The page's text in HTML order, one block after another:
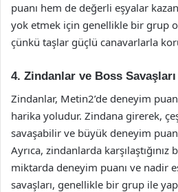
puanı hem de değerli eşyalar
yok etmek için genellikle bir grup
çünkü taşlar güçlü canavarlarla
4. Zindanlar ve Boss Savaşları
Zindanlar, Metin2’de deneyim
harika yoludur. Zindana girerek,
savaşabilir ve büyük deneyim
Ayrıca, zindanlarda karşılaştığınız
miktarda deneyim puanı ve nadir
savaşları, genellikle bir grup ile